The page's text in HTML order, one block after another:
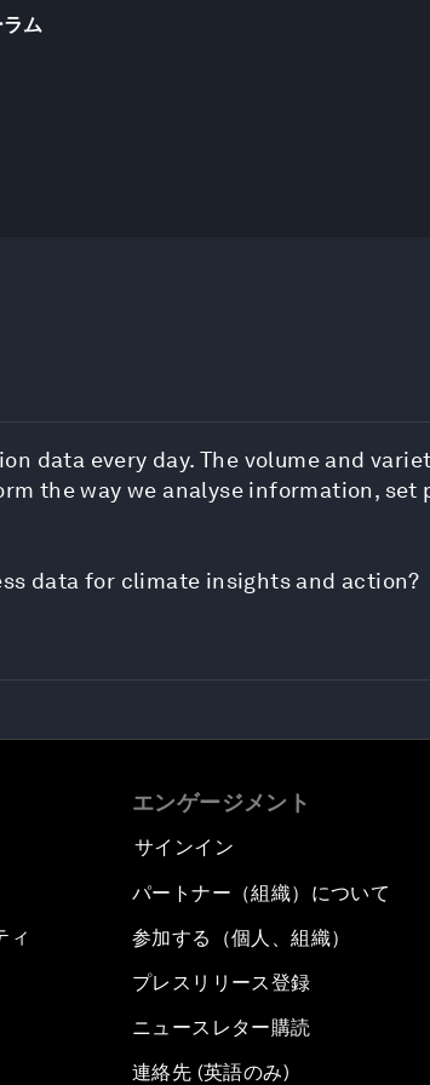
ム
data every day. The volume and
the way we analyse information, set
data for climate insights and action?
ィ
エンゲージメント
サインイン
パートナー（組織）について
参加する（個人、組織）
プレスリリース登録
ニュースレター購読
連絡先 (英語のみ)